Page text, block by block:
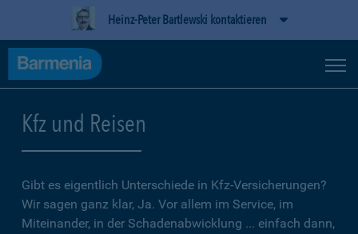
Heinz-Peter Bartlewski kontaktieren
Kfz und Reisen
Gibt es eigentlich Unterschiede in Kfz-Versicherungen?
Wir sagen ganz klar, Ja. Vor allem im Service, im
Miteinander, in der Schadenabwicklung ... einfach dann,